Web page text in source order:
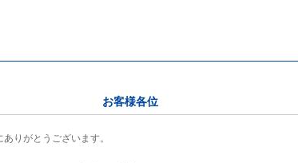
お客様各位
りがとうございます。